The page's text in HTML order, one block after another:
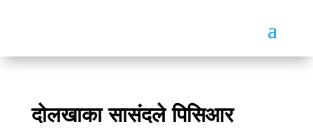
दोलखाका सासंदले पिसिआर